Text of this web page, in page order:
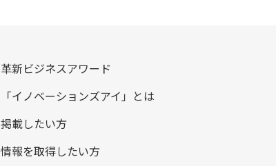
革新ビジネスアワード
「イノベーションズアイ」とは
掲載したい方
情報を取得したい方